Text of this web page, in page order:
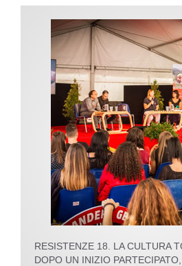
RESISTENZE 18. LA CULTURA
DOPO UN INIZIO PARTECIPATO,